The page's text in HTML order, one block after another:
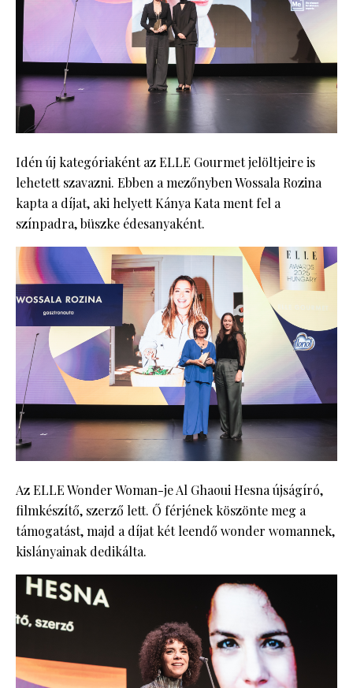
Idén új kategóriaként az ELLE Gourmet jelöltjeire is
lehetett szavazni. Ebben a mezőnyben Wossala Rozina
kapta a díjat, aki helyett Kánya Kata ment fel a
színpadra, büszke édesanyaként.
Az ELLE Wonder Woman-je Al Ghaoui Hesna újságíró,
filmkészítő, szerző lett. Ő férjének köszönte meg a
támogatást, majd a díjat két leendő wonder womannek,
kislányainak dedikálta.